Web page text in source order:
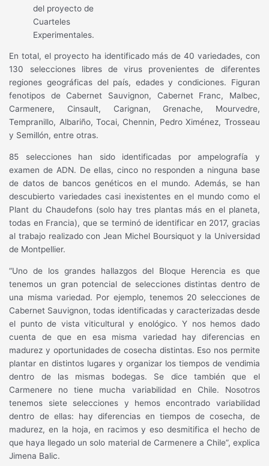
del proyecto de
Cuarteles
Experimentales.
En total, el proyecto ha identificado más de 40 variedades, con
130 selecciones libres de virus provenientes de diferentes
regiones geográficas del país, edades y condiciones. Figuran
fenotipos de Cabernet Sauvignon, Cabernet Franc, Malbec,
Carmenere, Cinsault, Carignan, Grenache, Mourvedre,
Tempranillo, Albariño, Tocai, Chennin, Pedro Ximénez, Trosseau
y Semillón, entre otras.
85 selecciones han sido identificadas por ampelografía y
examen de ADN. De ellas, cinco no responden a ninguna base
de datos de bancos genéticos en el mundo. Además, se han
descubierto variedades casi inexistentes en el mundo como el
Plant du Chaudefons (solo hay tres plantas más en el planeta,
todas en Francia), que se terminó de identificar en 2017, gracias
al trabajo realizado con Jean Michel Boursiquot y la Universidad
de Montpellier.
“Uno de los grandes hallazgos del Bloque Herencia es que
tenemos un gran potencial de selecciones distintas dentro de
una misma variedad. Por ejemplo, tenemos 20 selecciones de
Cabernet Sauvignon, todas identificadas y caracterizadas desde
el punto de vista viticultural y enológico. Y nos hemos dado
cuenta de que en esa misma variedad hay diferencias en
madurez y oportunidades de cosecha distintas. Eso nos permite
plantar en distintos lugares y organizar los tiempos de vendimia
dentro de las mismas bodegas. Se dice también que el
Carmenere no tiene mucha variabilidad en Chile. Nosotros
tenemos siete selecciones y hemos encontrado variabilidad
dentro de ellas: hay diferencias en tiempos de cosecha, de
madurez, en la hoja, en racimos y eso desmitifica el hecho de
que haya llegado un solo material de Carmenere a Chile”, explica
Jimena Balic.